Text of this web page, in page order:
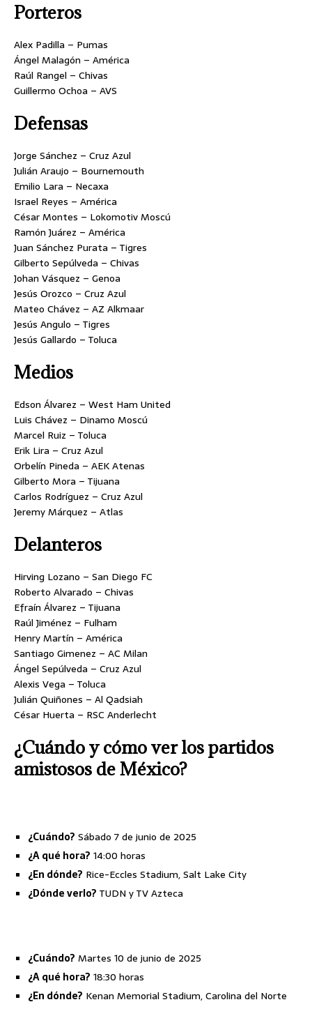
Porteros
Alex Padilla – Pumas
Ángel Malagón – América
Raúl Rangel – Chivas
Guillermo Ochoa – AVS
Defensas
Jorge Sánchez – Cruz Azul
Julián Araujo – Bournemouth
Emilio Lara – Necaxa
Israel Reyes – América
César Montes – Lokomotiv Moscú
Ramón Juárez – América
Juan Sánchez Purata – Tigres
Gilberto Sepúlveda – Chivas
Johan Vásquez – Genoa
Jesús Orozco – Cruz Azul
Mateo Chávez – AZ Alkmaar
Jesús Angulo – Tigres
Jesús Gallardo – Toluca
Medios
Edson Álvarez – West Ham United
Luis Chávez – Dinamo Moscú
Marcel Ruiz – Toluca
Erik Lira – Cruz Azul
Orbelín Pineda – AEK Atenas
Gilberto Mora – Tijuana
Carlos Rodríguez – Cruz Azul
Jeremy Márquez – Atlas
Delanteros
Hirving Lozano – San Diego FC
Roberto Alvarado – Chivas
Efraín Álvarez – Tijuana
Raúl Jiménez – Fulham
Henry Martín – América
Santiago Gimenez – AC Milan
Ángel Sepúlveda – Cruz Azul
Alexis Vega – Toluca
Julián Quiñones – Al Qadsiah
César Huerta – RSC Anderlecht
¿Cuándo y cómo ver los partidos
amistosos de México?
¿Cuándo? Sábado 7 de junio de 2025
¿A qué hora? 14:00 horas
¿En dónde? Rice-Eccles Stadium, Salt Lake City
¿Dónde verlo? TUDN y TV Azteca
¿Cuándo? Martes 10 de junio de 2025
¿A qué hora? 18:30 horas
¿En dónde? Kenan Memorial Stadium, Carolina del Norte